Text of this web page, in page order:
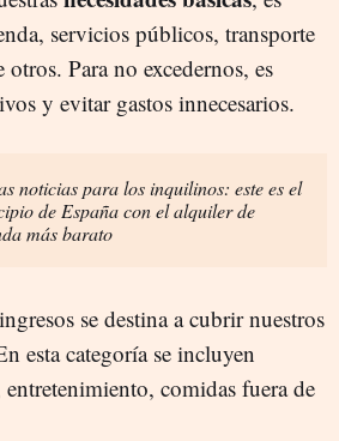
servicios públicos, transporte
Para no excedernos, es
y evitar gastos innecesarios.
noticias para los inquilinos: este es el
de España con el alquiler de
más barato
se destina a cubrir nuestros
esta categoría se incluyen
comidas fuera de